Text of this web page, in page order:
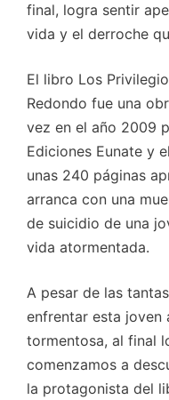
final, logra sentir
vida y el derroche
El libro Los
Redondo fue una
vez en el año 2009
Ediciones Eunate y
unas 240 páginas
arranca con una
de suicidio de una
vida atormentada.
A pesar de las
enfrentar esta joven
tormentosa, al final
comenzamos a
la protagonista del